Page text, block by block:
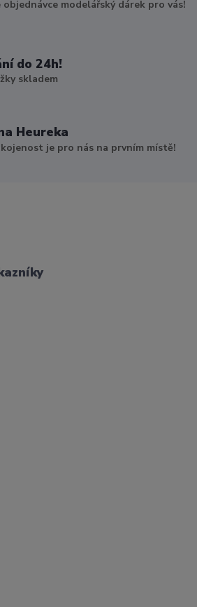
objednávce modelářský dárek pro vás!
do 24h!
skladem
Heureka
je pro nás na prvním místě!